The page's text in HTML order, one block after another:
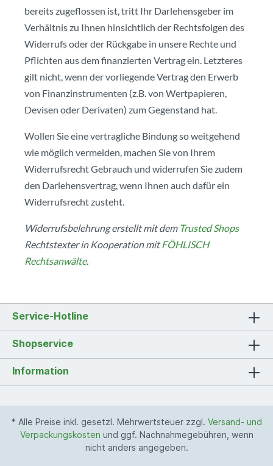
bereits zugeflossen ist, tritt Ihr Darlehensgeber im
Verhältnis zu Ihnen hinsichtlich der Rechtsfolgen des
Widerrufs oder der Rückgabe in unsere Rechte und
Pflichten aus dem finanzierten Vertrag ein. Letzteres
gilt nicht, wenn der vorliegende Vertrag den Erwerb
von Finanzinstrumenten (z.B. von Wertpapieren,
Devisen oder Derivaten) zum Gegenstand hat.
Wollen Sie eine vertragliche Bindung so weitgehend
wie möglich vermeiden, machen Sie von Ihrem
Widerrufsrecht Gebrauch und widerrufen Sie zudem
den Darlehensvertrag, wenn Ihnen auch dafür ein
Widerrufsrecht zusteht.
Widerrufsbelehrung erstellt mit dem Trusted Shops
Rechtstexter in Kooperation mitFÖHLISCH
Rechtsanwälte.
Service-Hotline
Shopservice
Information
* Alle Preise inkl. gesetzl. Mehrwertsteuer zzgl. Versand- und
Verpackungskosten und ggf. Nachnahmegebühren, wenn
nicht anders angegeben.